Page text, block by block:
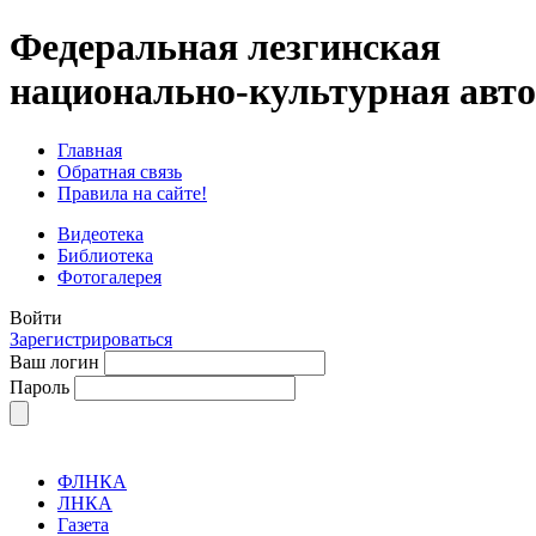
Федеральная лезгинская
национально-культурная
Главная
Обратная связь
Правила на сайте!
Видеотека
Библиотека
Фотогалерея
Войти
Зарегистрироваться
Ваш логин
Пароль
ФЛНКА
ЛНКА
Газета